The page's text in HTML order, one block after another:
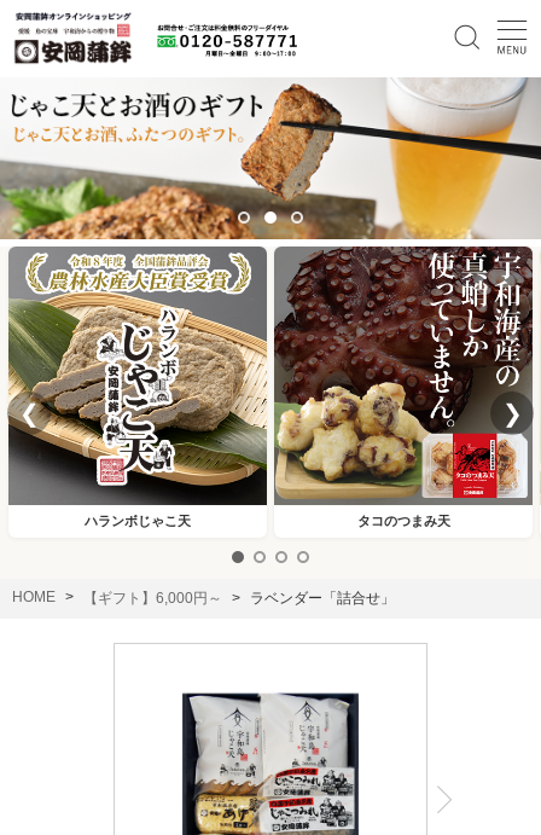
ハランボじゃこ天 タコのつまみ天
❮ ❯
HOME 【ギフト】6,000円～ ラベンダー「詰合せ」